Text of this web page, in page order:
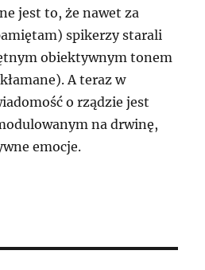
jest to, że nawet za
spikerzy starali
obiektywnym tonem
A teraz w
o rządzie jest
na drwinę,
emocje.